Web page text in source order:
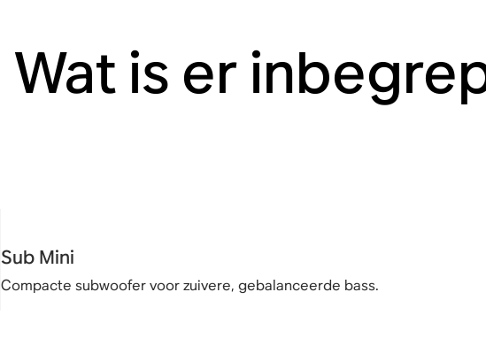
Wat is er
Sub Mini
Compacte subwoofer voor zuivere, gebalanceerde bass.